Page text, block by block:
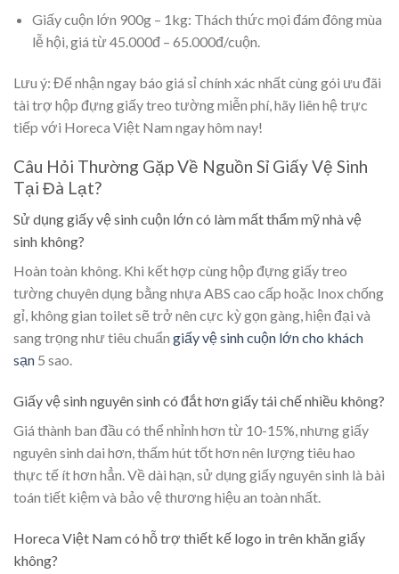
Giấy cuộn lớn 900g – 1kg: Thách thức mọi đám đông mùa
lễ hội, giá từ 45.000đ – 65.000đ/cuộn.
Lưu ý: Để nhận ngay báo giá sỉ chính xác nhất cùng gói ưu đãi
tài trợ hộp đựng giấy treo tường miễn phí, hãy liên hệ trực
tiếp với Horeca Việt Nam ngay hôm nay!
Câu Hỏi Thường Gặp Về Nguồn Sỉ Giấy Vệ Sinh
Tại Đà Lạt?
Sử dụng giấy vệ sinh cuộn lớn có làm mất thẩm mỹ nhà vệ
sinh không?
Hoàn toàn không. Khi kết hợp cùng hộp đựng giấy treo
tường chuyên dụng bằng nhựa ABS cao cấp hoặc Inox chống
gỉ, không gian toilet sẽ trở nên cực kỳ gọn gàng, hiện đại và
sang trọng như tiêu chuẩn giấy vệ sinh cuộn lớn cho khách
sạn 5 sao.
Giấy vệ sinh nguyên sinh có đắt hơn giấy tái chế nhiều không?
Giá thành ban đầu có thể nhỉnh hơn từ 10-15%, nhưng giấy
nguyên sinh dai hơn, thấm hút tốt hơn nên lượng tiêu hao
thực tế ít hơn hẳn. Về dài hạn, sử dụng giấy nguyên sinh là bài
toán tiết kiệm và bảo vệ thương hiệu an toàn nhất.
Horeca Việt Nam có hỗ trợ thiết kế logo in trên khăn giấy
không?